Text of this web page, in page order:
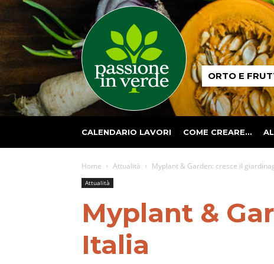
Passione
in ORTO E
CALENDARIO LAVORI COME CREARE…
Home Attualità Myplant & Garden: cresce il
Attualità
Myplant &
Italia